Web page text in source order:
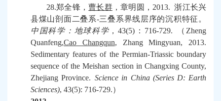
28.郑全锋，曹长群，章明圆， 2013.浙江长兴
县煤山剖面二叠系-三叠系界线层序的沉积特征。
中国科学：地球科学 ，43(5) ： 716-729. （ Zheng
Quanfeng,Cao Changqun, Zhang Mingyuan, 2013.
Sedimentary features of the Permian-Triassic boundary
sequence of the Meishan section in Changxing County,
Zhejiang Province.Science in China (Series D: Earth
Sciences), 43(5): 716-729.）